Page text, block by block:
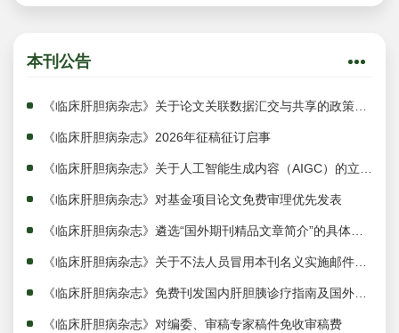
本刊公告
《临床肝胆病杂志》关于论文关联数据汇交与共享的政策声明
《临床肝胆病杂志》2026年征稿征订启事
《临床肝胆病杂志》关于人工智能生成内容（AIGC）的立场声明
《临床肝胆病杂志》对基金项目论文免费审理优先发表
《临床肝胆病杂志》遴选“国外期刊精品文章简介”的具体要求
《临床肝胆病杂志》关于不法人员冒用本刊名义实施邮件诈骗的严正声明
《临床肝胆病杂志》免费刊发国内肝胆胰诊疗指南及国外肝胆胰诊疗指南译文
《临床肝胆病杂志》对编委、审稿专家稿件免收审稿费